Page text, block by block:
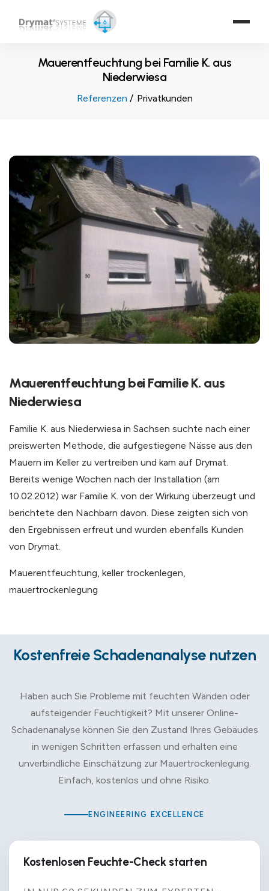
Mauerentfeuchtung bei Familie K. aus
Niederwiesa
Referenzen Privatkunden
Mauerentfeuchtung bei Familie K. aus
Niederwiesa
Familie K. aus Niederwiesa in Sachsen suchte nach einer
preiswerten Methode, die aufgestiegene Nässe aus den
Mauern im Keller zu vertreiben und kam auf Drymat.
Bereits wenige Wochen nach der Installation (am
10.02.2012) war Familie K. von der Wirkung überzeugt und
berichtete den Nachbarn davon. Diese zeigten sich von
den Ergebnissen erfreut und wurden ebenfalls Kunden
von Drymat.
Mauerentfeuchtung, keller trockenlegen,
mauertrockenlegung
Kostenfreie Schadenanalyse nutzen
Haben auch Sie Probleme mit feuchten Wänden oder
aufsteigender Feuchtigkeit? Mit unserer Online-
Schadenanalyse können Sie den Zustand Ihres Gebäudes
in wenigen Schritten erfassen und erhalten eine
unverbindliche Einschätzung zur Mauertrockenlegung.
Einfach, kostenlos und ohne Risiko.
ENGINEERING EXCELLENCE
Kostenlosen Feuchte-Check starten